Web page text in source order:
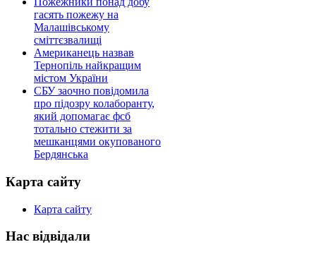
гасять пожежу на
Малашівському
сміттєзвалищі
Американець назвав
Тернопіль найкращим
містом України
СБУ заочно повідомила
про підозру колаборанту,
який допомагає фсб
тотально стежити за
мешканцями окупованого
Бердянська
Карта сайту
Карта сайту
Нас відвідали